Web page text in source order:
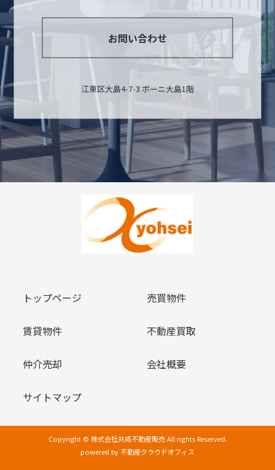
お問い合わせ
江東区大島4-7-3 ボーニ大島1階
トップページ 売買物件
賃貸物件 不動産買取
仲介売却 会社概要
サイトマップ
Copyright © 株式会社共成不動産販売 All rights Reserved.
powered by 不動産クラウドオフィス